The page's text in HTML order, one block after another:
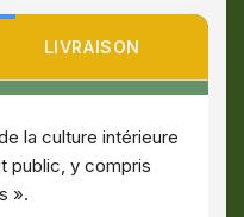
LIVRAISON
la culture intérieure
public, y compris
».